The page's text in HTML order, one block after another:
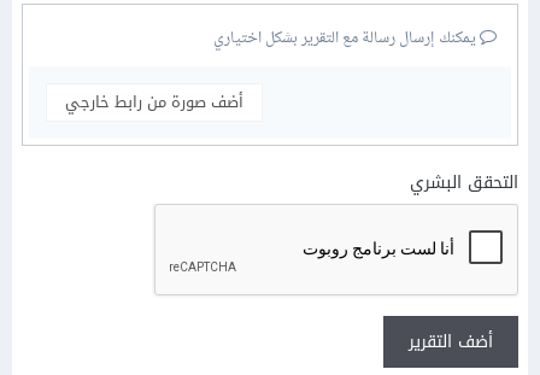
يمكنك إرسال رسالة مع التقرير بشكل اختياري
أضف صورة من رابط خارجي
التحقق البشري
أضف التقرير